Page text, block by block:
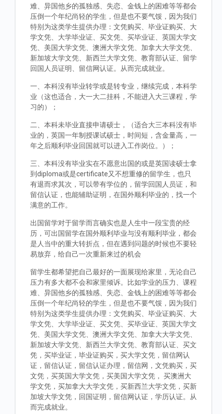
难、异国他乡的孤独感、失恋、金钱上的困难等等都会
压倒一个年纪尚轻的学生，但是也不要气馁，因为我们
特别为这类学生提供办理：文凭购买、毕业证购买、大
学文凭、大学毕业证、买文凭、买毕业证、英国大学文
凭、美国大学文凭、澳洲大学文凭、加拿大大学文凭、
新加坡大学文凭、新西兰大学文凭、教育部认证、留学
回国人员证明、留信网认证。从而完成就业。
一、本科没有毕业转学或是转专业，继续完成，本科学
业（这也适合，大一大二挂科，不能进入大三课程，学
习的）；
二、本科未毕业直接申请硕士，（适合大三本科没有毕
业的，英国一年制授课试硕士，时间短，含金量高，一
年之后顺利毕业回国就可以进入工作岗位。）；
三、本科没有毕业实在不愿意出国的或是英国读硕士拿
到diploma或是certificate又不想重修的留学生，也只
有退而求其次，可以带有学位的，留学回国人员证，和
留信认证，也能辅助证明，在国外顺利毕业的，找一个
满意的工作。
出国留学对于留学而言确实也是人生中一段宝贵的经
历，可出国留学在国外顺利毕业与没有顺利毕业，都会
是人当中的重大转折点，但在遇到问题的时候也不要轻
易放弃，给自己一次重新来过的机会
留学生都希望把自己最好的一面展现给家里，无论自己
压力有多大都不会和家里倾诉。比如学业的压力、课程
难、异国他乡的孤独感、失恋、金钱上的困难等等都会
压倒一个年纪尚轻的学生，但是也不要气馁，因为我们
特别为这类学生提供办理：文凭购买、毕业证购买、大
学文凭、大学毕业证、买文凭、买毕业证、英国大学文
凭、美国大学文凭、澳洲大学文凭、加拿大大学文凭、
新加坡大学文凭、新西兰大学文凭、教育部认证、买文
凭，买毕业证，毕业证购买，买大学文凭，留信网认
证，留信认证，留信认证办理，留信网，文凭购买，买
文凭，买英国大学文凭，买美国大学文凭， 买澳洲大
学文凭，买加拿大大学文凭，买新西兰大学文凭，买新
加坡大学文凭，回国证明，留信网认证，学历认证。从
而完成就业。